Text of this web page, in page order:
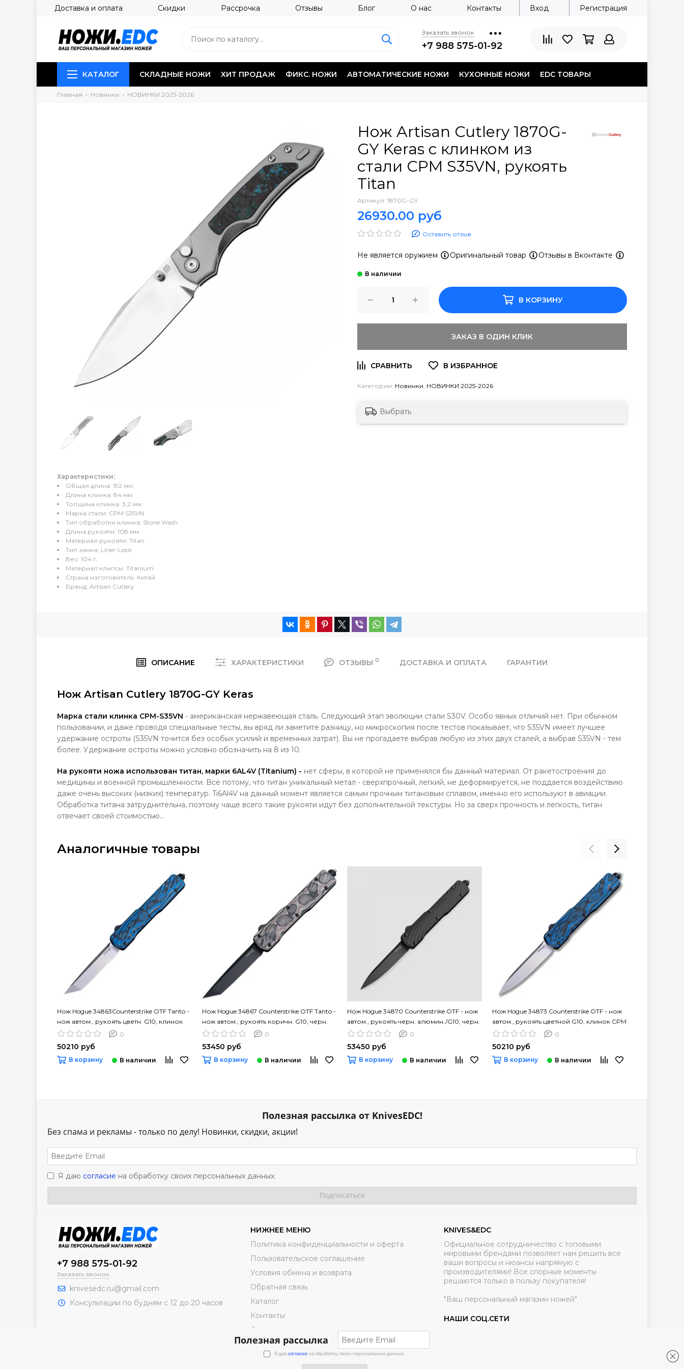
Полезная рассылка
Я даюсогласие на обработку своих персональных данных.
Доставка и оплата Скидки Рассрочка Отзывы Блог О нас Контакты Вход Регистрация
Заказать звонок
+7 988 575-01-92
КАТАЛОГ СКЛАДНЫЕ НОЖИ ХИТ ПРОДАЖ ФИКС. НОЖИ АВТОМАТИЧЕСКИЕ НОЖИ КУХОННЫЕ НОЖИ EDC ТОВАРЫ
Главная Новинки НОВИНКИ 2025-2026
Нож Artisan Cutlery 1870G-
GY Keras с клинком из
стали CPM S35VN, рукоять
Titan
Артикул: 1870G-GY
26930.00 руб
Оставить отзыв
Не является оружием Оригинальный товар Отзывы в Вконтакте
В КОРЗИНУ
ЗАКАЗ В ОДИН КЛИК
Категории: Новинки НОВИНКИ 2025-2026
Выбрать
Характеристики:
Общая длина: 192 мм.
Длина клинка: 84 мм.
Толщина клинка: 3,2 мм.
Марка стали: CPM S35VN
Тип обработки клинка: Stone Wash
Длина рукояти: 108 мм.
Материал рукояти: Titan
Тип замка: Liner-Lock
Вес: 104 г.
Материал клипсы: Titanium
Страна изготовитель: Китай
Бренд: Artisan Cutlery
ОПИСАНИЕ ХАРАКТЕРИСТИКИ ОТЗЫВЫ 0 ДОСТАВКА И ОПЛАТА ГАРАНТИИ
Нож Artisan Cutlery 1870G-GY Keras
Марка стали клинка CPM-S35VN - американская нержавеющая сталь. Следующий этап эволюции стали S30V. Особо явных отличий нет. При обычном
пользовании, и даже проводя специальные тесты, вы вряд ли заметите разницу, но микроскопия после тестов показывает, что S35VN имеет лучшее
удержание остроты (S35VN точится без особых усилий и временных затрат). Вы не прогадаете выбрав любую из этих двух сталей, а выбрав S35VN - тем
более. Удержание остроты можно условно обозначить на 8 из 10.
На рукояти ножа использован титан, марки 6AL4V (Titanium) - нет сферы, в которой не применялся бы данный материал. От ракетостроения до
медицины и военной промышленности. Всё потому, что титан уникальный метал - сверхпрочный, легкий, не деформируется, не поддается воздействию
даже очень высоких (низких) температур. Ti6Al4V на данный момент является самым прочным титановым сплавом, именно его используют в авиации.
Обработка титана затруднительна, поэтому чаще всего такие рукояти идут без дополнительной текстуры. Но за сверх прочность и легкость, титан
отвечает своей стоимостью...
Аналогичные товары
Нож Hogue 34863Counterstrike OTF Tanto -
нож автом., рукоять цветн. G10, клинок
CPM 20CV
0
50210 руб
В корзину
Нож Hogue 34867 Counterstrike OTF Tanto -
нож автом., рукоять коричн. G10, черн.
клинок CPM 20CV 0
53450 руб
В корзину
Нож Hogue 34870 Counterstrike OTF - нож
автом., рукоять черн. алюмин./G10, черн.
клинок CPM 20CV 0
53450 руб
В корзину
Нож Hogue 34873 Counterstrike OTF - нож
автом., рукоять цветной G10, клинок CPM
20CV
0
50210 руб
В корзину
Полезная рассылка от KnivesEDC!
Без спама и рекламы - только по делу! Новинки, скидки, акции!
Я даю согласие на обработку своих персональных данных.
+7 988 575-01-92
Заказать звонок
knivesedc.ru@gmail.com
Консультации по будням с 12 до 20 часов
НИЖНЕЕ МЕНЮ
Политика конфиденциальности и оферта
Пользовательское соглашение
Условия обмена и возврата
Обратная связь
Каталог
Контакты
Справочники
Часто задаваемые вопросы
KNIVES&EDC
Официальное сотрудничество с топовыми
мировыми брендами позволяет нам решить все
ваши вопросы и нюансы напрямую с
производителями! Все спорные моменты
решаются только в пользу покупателя!
"Ваш персональный магазин ножей"
НАШИ СОЦ.СЕТИ